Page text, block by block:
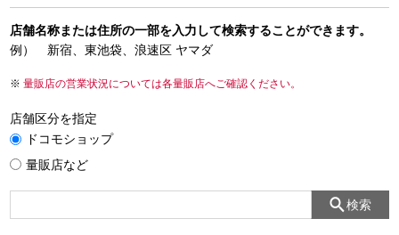
店舗名称または住所の一部を入力して検索することができます。
例） 新宿、東池袋、浪速区 ヤマダ
量販店の営業状況については各量販店へご確認ください。
店舗区分を指定
ドコモショップ
量販店など
検索